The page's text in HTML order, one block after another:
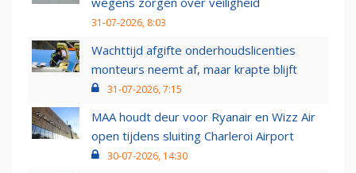
31-07-2026, 8:03
Wachttijd afgifte onderhoudslicenties
monteurs neemt af, maar krapte blijft
31-07-2026, 7:15
MAA houdt deur voor Ryanair en Wizz Air
open tijdens sluiting Charleroi Airport
30-07-2026, 14:30